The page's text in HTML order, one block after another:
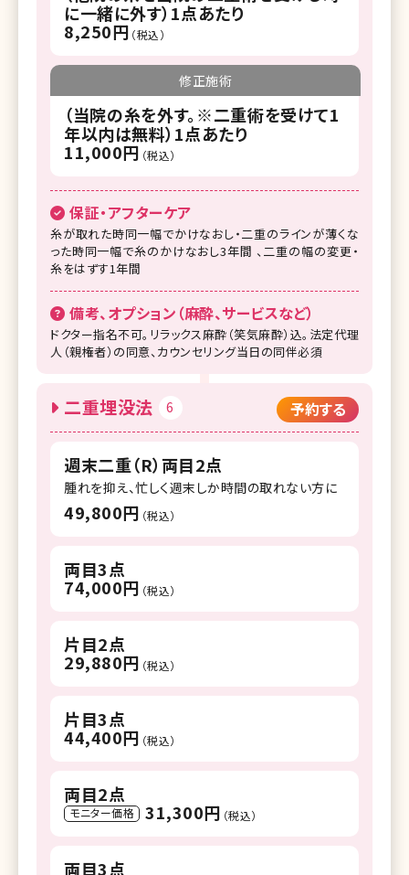
に一緒に外す）1点あたり
8,250円 （税込）
修正施術
（当院の糸を外す。※二重術を受けて1
年以内は無料）1点あたり
11,000円 （税込）
保証・アフターケア
糸が取れた時同一幅でかけなおし・二重のラインが薄くな
った時同一幅で糸のかけなおし3年間 、二重の幅の変更・
糸をはずす1年間
備考、オプション（麻酔、サービスなど）
ドクター指名不可。リラックス麻酔（笑気麻酔）込。法定代理
人（親権者）の同意、カウンセリング当日の同伴必須
二重埋没法 6 予約する
週末二重（R）両目2点
腫れを抑え、忙しく週末しか時間の取れない方に
49,800円 （税込）
両目3点
74,000円 （税込）
片目2点
29,880円 （税込）
片目3点
44,400円 （税込）
両目2点
モニター価格 31,300円 （税込）
両目3点